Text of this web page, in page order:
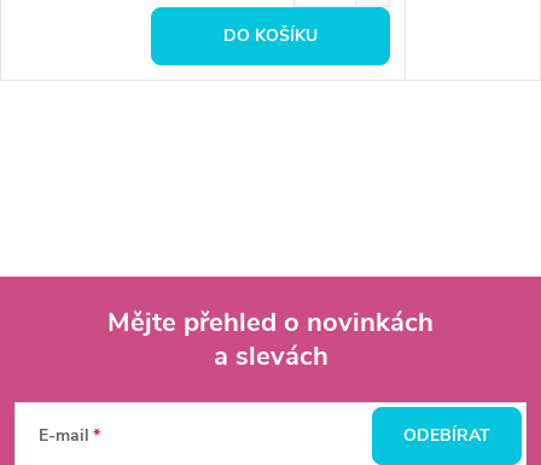
DO KOŠÍKU
Mějte přehled o novinkách
a slevách
E-mail ODEBÍRAT